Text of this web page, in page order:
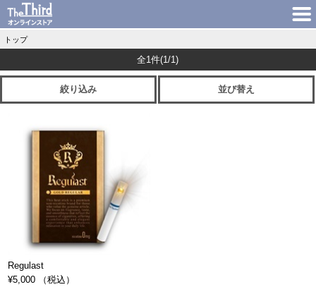
トップ
全1件(1/1)
絞り込み 並び替え
Regulast
¥5,000 （税込）